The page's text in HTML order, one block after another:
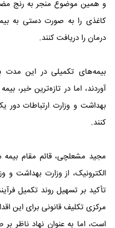
و همین موضوع منجر به رنج
کاغذی را به صورت دستی به
درمان را دریافت کنند.
بیمه‌های تکمیلی در این مدت
آوردند، اما در تازه‌ترین خبر،
بهداشت و وزارت ارتباطات دور
کنند.
مجید مشعلچی، قائم مقام
الکترونیک، از وزارت بهداشت
تأکید بر تسهیل روند تکمیل
مرکزی تکلیف قانونی برای این
است، اما به عنوان نهاد ناظر